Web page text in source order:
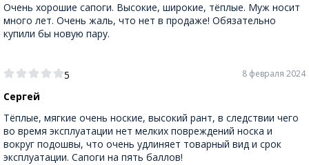
Очень хорошие сапоги. Высокие, широкие, тёплые. Муж носит
много лет. Очень жаль, что нет в продаже! Обязательно
купили бы новую пару.
5
Сергей
8 февраля 2024
Тёплые, мягкие очень ноские, высокий рант, в следствии чего
во время эксплуатации нет мелких повреждений носка и
вокруг подошвы, что очень удлиняет товарный вид и срок
эксплуатации. Сапоги на пять баллов!